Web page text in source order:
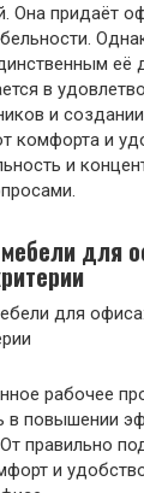
Она придаёт
её
в
и
комфорта и
и
для
рабочее
в повышении
правильно
и